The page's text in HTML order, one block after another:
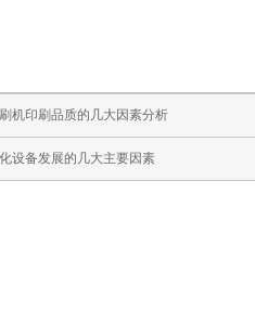
机印刷品质的几大因素分析
设备发展的几大主要因素